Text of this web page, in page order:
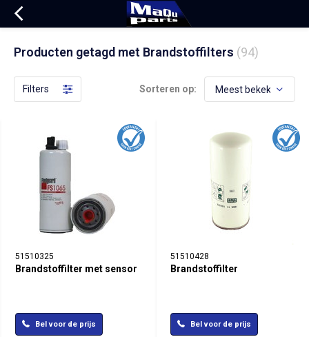
Producten getagd met Brandstoffilters (94)
Filters Sorteren op:
51510325
Brandstoffilter met sensor
Bel voor de prijs
51510428
Brandstoffilter
Bel voor de prijs